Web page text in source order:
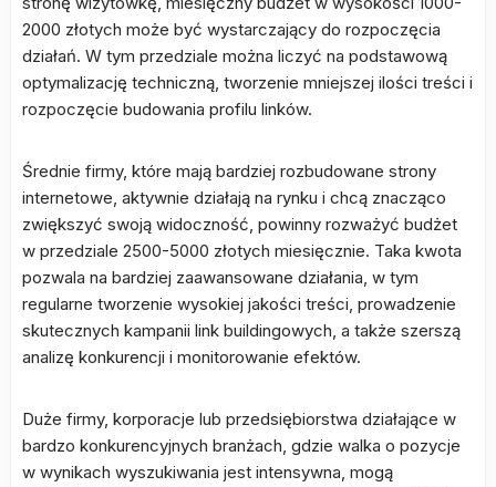
2000 złotych może być wystarczający do rozpoczęcia
działań. W tym przedziale można liczyć na podstawową
optymalizację techniczną, tworzenie mniejszej ilości treści i
rozpoczęcie budowania profilu linków.
Średnie firmy, które mają bardziej rozbudowane strony
internetowe, aktywnie działają na rynku i chcą znacząco
zwiększyć swoją widoczność, powinny rozważyć budżet
w przedziale 2500-5000 złotych miesięcznie. Taka kwota
pozwala na bardziej zaawansowane działania, w tym
regularne tworzenie wysokiej jakości treści, prowadzenie
skutecznych kampanii link buildingowych, a także szerszą
analizę konkurencji i monitorowanie efektów.
Duże firmy, korporacje lub przedsiębiorstwa działające w
bardzo konkurencyjnych branżach, gdzie walka o pozycje
w wynikach wyszukiwania jest intensywna, mogą